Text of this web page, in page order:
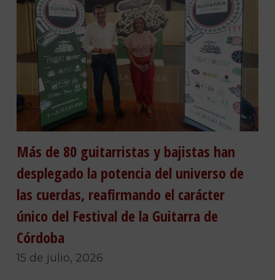
Más de 80 guitarristas y bajistas han
desplegado la potencia del universo de
las cuerdas, reafirmando el carácter
único del Festival de la Guitarra de
Córdoba
15 de julio, 2026